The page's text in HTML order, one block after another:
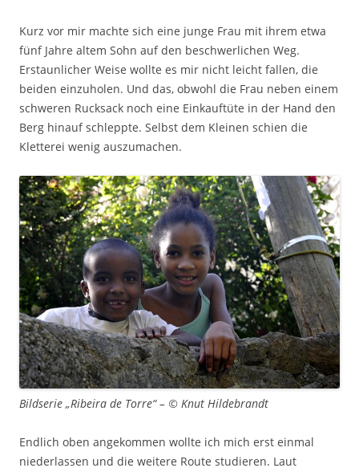
Kurz vor mir machte sich eine junge Frau mit ihrem etwa
fünf Jahre altem Sohn auf den beschwerlichen Weg.
Erstaunlicher Weise wollte es mir nicht leicht fallen, die
beiden einzuholen. Und das, obwohl die Frau neben einem
schweren Rucksack noch eine Einkauftüte in der Hand den
Berg hinauf schleppte. Selbst dem Kleinen schien die
Kletterei wenig auszumachen.
Bildserie „Ribeira de Torre“ – © Knut Hildebrandt
Endlich oben angekommen wollte ich mich erst einmal
niederlassen und die weitere Route studieren. Laut